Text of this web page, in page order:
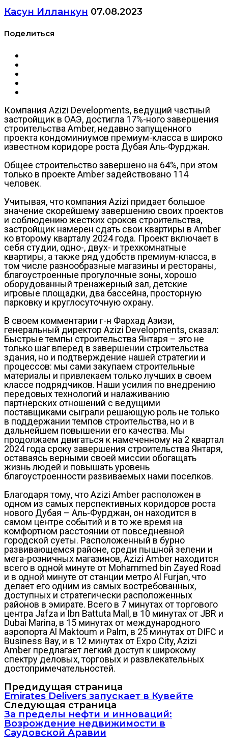
Касун Илланкун 07.08.2023
Поделиться
Компания Azizi Developments, ведущий частный
застройщик в ОАЭ, достигла 17%-ного завершения
строительства Amber, недавно запущенного
проекта кондоминиумов премиум-класса в широко
известном коридоре роста Дубая Аль-Фурджан.
Общее строительство завершено на 64%, при этом
только в проекте Amber задействовано 114
человек.
Учитывая, что компания Azizi придает большое
значение скорейшему завершению своих проектов
и соблюдению жестких сроков строительства,
застройщик намерен сдать свои квартиры в Amber
ко второму кварталу 2024 года. Проект включает в
себя студии, одно-, двух- и трехкомнатные
квартиры, а также ряд удобств премиум-класса, в
том числе разнообразные магазины и рестораны,
благоустроенные прогулочные зоны, хорошо
оборудованный тренажерный зал, детские
игровые площадки, два бассейна, просторную
парковку и круглосуточную охрану.
В своем комментарии г-н Фархад Азизи,
генеральный директор Azizi Developments, сказал:
Быстрые темпы строительства Янтаря – это не
только шаг вперед в завершении строительства
здания, но и подтверждение нашей стратегии и
процессов: мы сами закупаем строительные
материалы и привлекаем только лучших в своем
классе подрядчиков. Наши усилия по внедрению
передовых технологий и налаживанию
партнерских отношений с ведущими
поставщиками сыграли решающую роль не только
в поддержании темпов строительства, но и в
дальнейшем повышении его качества. Мы
продолжаем двигаться к намеченному на 2 квартал
2024 года сроку завершения строительства Янтаря,
оставаясь верными своей миссии обогащать
жизнь людей и повышать уровень
благоустроенности развиваемых нами поселков.
Благодаря тому, что Azizi Amber расположен в
одном из самых перспективных коридоров роста
нового Дубая – Аль-Фурджан, он находится в
самом центре событий и в то же время на
комфортном расстоянии от повседневной
городской суеты. Расположенный в бурно
развивающемся районе, среди пышной зелени и
мега-розничных магазинов, Azizi Amber находится
всего в одной минуте от Mohammed bin Zayed Road
и в одной минуте от станции метро Al Furjan, что
делает его одним из самых востребованных,
доступных и стратегически расположенных
районов в эмирате. Всего в 7 минутах от торгового
центра Jafza и Ibn Battuta Mall, в 10 минутах от JBR и
Dubai Marina, в 15 минутах от международного
аэропорта Al Maktoum и Palm, в 25 минутах от DIFC и
Business Bay, и в 12 минутах от Expo City, Azizi
Amber предлагает легкий доступ к широкому
спектру деловых, торговых и развлекательных
достопримечательностей.
Предидущая страница
Emirates Delivers запускает в Кувейте
Следующая страница
За пределы нефти и инноваций:
Возрождение недвижимости в
Саудовской Аравии